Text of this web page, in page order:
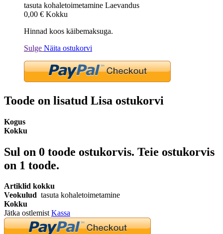
tasuta kohaletoimetamine Laevandus
0,00 € Kokku
Hinnad koos käibemaksuga.
Sulge Näita ostukorvi
Toode on lisatud Lisa ostukorvi
Kogus
Kokku
Sul on 0 toode ostukorvis. Teie ostukorvis
on 1 toode.
Artiklid kokku
Veokulud tasuta kohaletoimetamine
Kokku
Jätka ostlemistKassa